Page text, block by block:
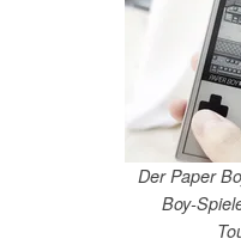
Der Paper
Boy-